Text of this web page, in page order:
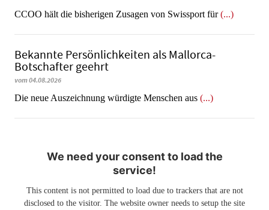
CCOO hält die bisherigen Zusagen von Swissport für(...)
Bekannte Persönlichkeiten als Mallorca-
Botschafter geehrt
vom 04.08.2026
Die neue Auszeichnung würdigte Menschen aus (...)
We need your consent to load the
service!
This content is not permitted to load due to trackers that are not
disclosed to the visitor. The website owner needs to setup the site